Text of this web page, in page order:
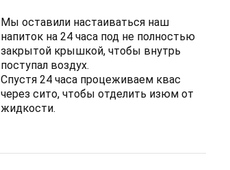
Мы оставили настаиваться наш
напиток на 24 часа под не полностью
закрытой крышкой, чтобы внутрь
поступал воздух.
Спустя 24 часа процеживаем квас
через сито, чтобы отделить изюм от
жидкости.